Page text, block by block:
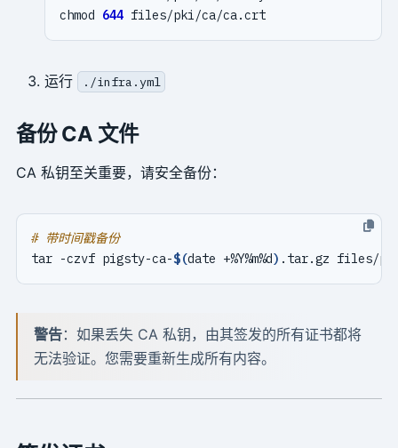
chmod 644 files/pki/ca/ca.crt
运行 ./infra.yml
备份 CA 文件
CA 私钥至关重要，请安全备份：
# 带时间戳备份
tar -czvf pigsty-ca-$(date +%Y%m%d)
警告：如果丢失 CA 私钥，由其签发的所有证书都将
无法验证。您需要重新生成所有内容。